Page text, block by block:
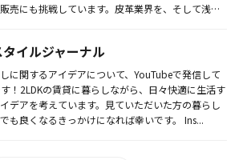
売にも挑戦しています。皮革業界を、そして浅草
イルジャーナル
に関するアイデアについて、YouTubeで発信して
！2LDKの賃貸に暮らしながら、日々快適に生活す
デアを考えています。見ていただいた方の暮らし
も良くなるきっかけになれば幸いです。 Ins...